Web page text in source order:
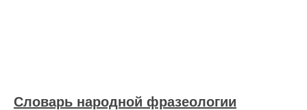
Словарь народной фразеологии